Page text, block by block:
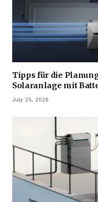
Tipps für die
Solaranlage mit
July 25, 2026